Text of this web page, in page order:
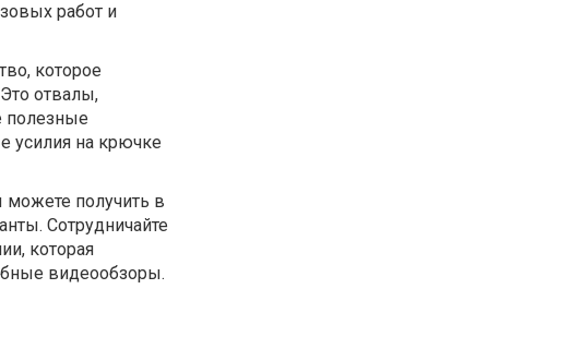
работ и
которое
отвалы,
полезные
усилия на крючке
можете получить в
Сотрудничайте
которая
видеообзоры.